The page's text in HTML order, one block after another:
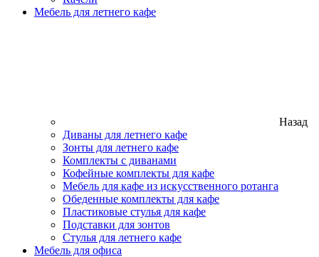
Мебель для летнего кафе
Назад
Диваны для летнего кафе
Зонты для летнего кафе
Комплекты с диванами
Кофейные комплекты для кафе
Мебель для кафе из искусственного ротанга
Обеденные комплекты для кафе
Пластиковые стулья для кафе
Подставки для зонтов
Стулья для летнего кафе
Мебель для офиса